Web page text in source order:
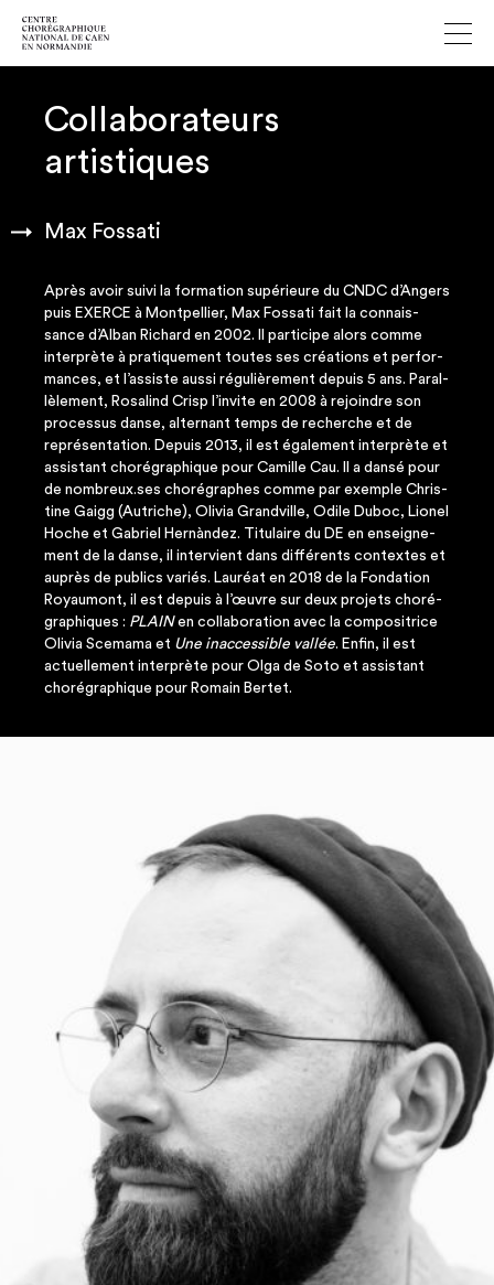
Collaborateurs
artistiques
Max Fossati
Après avoir sui­vi la for­ma­tion supé­rieure du CNDC d’An­gers
puis EXERCE à Mont­pel­lier, Max Fos­sa­ti fait la connais­
sance d’Al­ban Richard en 2002. Il par­ti­cipe alors comme
inter­prète à pra­ti­que­ment toutes ses créa­tions et per­for­
mances, et l’as­siste aus­si régu­liè­re­ment depuis 5 ans. Paral­
lè­le­ment, Rosa­lind Crisp l’in­vite en 2008 à rejoindre son
pro­ces­sus danse, alter­nant temps de recherche et de
repré­sen­ta­tion. Depuis 2013, il est éga­le­ment inter­prète et
assis­tant cho­ré­gra­phique pour Camille Cau. Il a dan­sé pour
de nombreux.ses cho­ré­graphes comme par exemple Chris­
tine Gaigg (Autriche), Oli­via Grand­ville, Odile Duboc, Lio­nel
Hoche et Gabriel Hernàn­dez. Titu­laire du DE en ensei­gne­
ment de la danse, il inter­vient dans dif­fé­rents contextes et
auprès de publics variés. Lau­réat en 2018 de la Fon­da­tion
Royau­mont, il est depuis à l’œuvre sur deux pro­jets cho­ré­
gra­phiques : PLAINen col­la­bo­ra­tion avec la com­po­si­trice
Oli­via Sce­ma­ma et Une inac­ces­sible val­lée. Enfin, il est
actuel­le­ment inter­prète pour Olga de Soto et assis­tant
cho­ré­gra­phique pour Romain Bertet.